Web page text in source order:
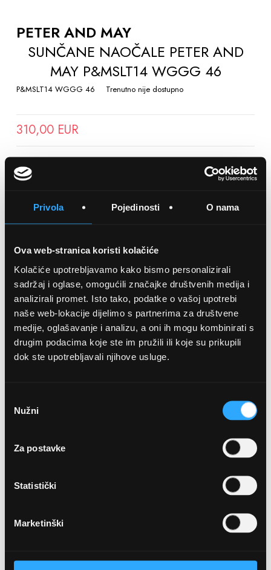
Privola Pojedinosti O nama
Ova web-stranica koristi kolačiće
Kolačiće upotrebljavamo kako bismo personalizirali
sadržaj i oglase, omogućili značajke društvenih medija i
analizirali promet. Isto tako, podatke o vašoj upotrebi
naše web-lokacije dijelimo s partnerima za društvene
medije, oglašavanje i analizu, a oni ih mogu kombinirati s
drugim podacima koje ste im pružili ili koje su prikupili
dok ste upotrebljavali njihove usluge.
pristanka
Nužni
Za postavke
Statistički
Marketinški
THE
BEGINNING
GALLERY
PETER AND MAY
SUNČANE NAOČALE PETER AND
MAY P&MSLT14 WGGG 46
P&MSLT14 WGGG 46 Trenutno nije dostupno
310,00 EUR
Detalji
Podijeli s prijateljima